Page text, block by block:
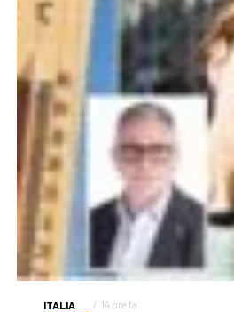
ITALIA 14 ore fa